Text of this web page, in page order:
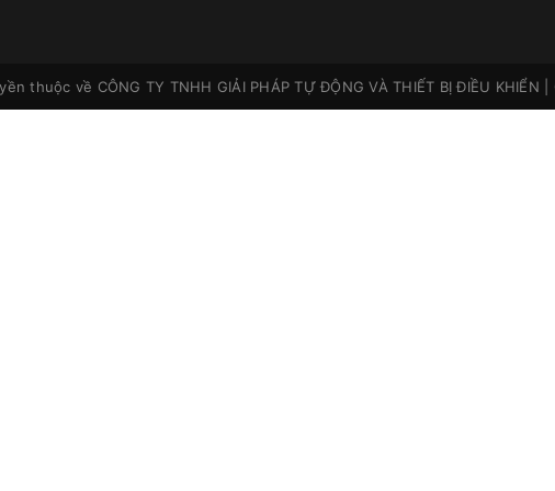
thuộc về CÔNG TY TNHH GIẢI PHÁP TỰ ĐỘNG VÀ THIẾT BỊ ĐIỀU KHIỂN